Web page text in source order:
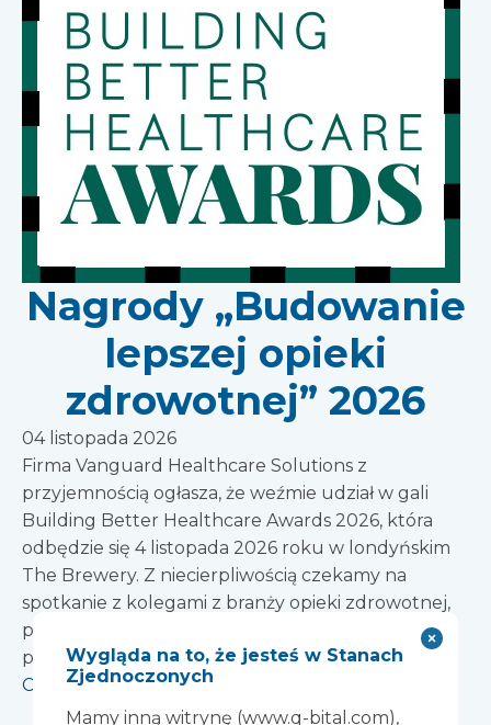
Nagrody „Budowanie
lepszej opieki
zdrowotnej” 2026
04 listopada 2026
Firma Vanguard Healthcare Solutions z
przyjemnością ogłasza, że weźmie udział w gali
Building Better Healthcare Awards 2026, która
odbędzie się 4 listopada 2026 roku w londyńskim
The Brewery. Z niecierpliwością czekamy na
spotkanie z kolegami z branży opieki zdrowotnej,
projektowania i infrastruktury podczas tego
prestiżowego wydarzenia.
Czytaj więcej
Wygląda na to, że jesteś w Stanach
Zjednoczonych
Mamy inną witrynę (www.q-bital.com),